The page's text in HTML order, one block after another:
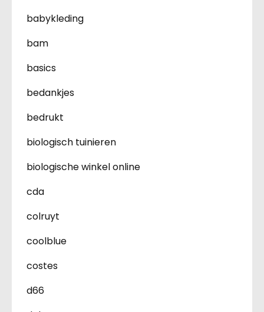
babykleding
bam
basics
bedankjes
bedrukt
biologisch tuinieren
biologische winkel online
cda
colruyt
coolblue
costes
d66